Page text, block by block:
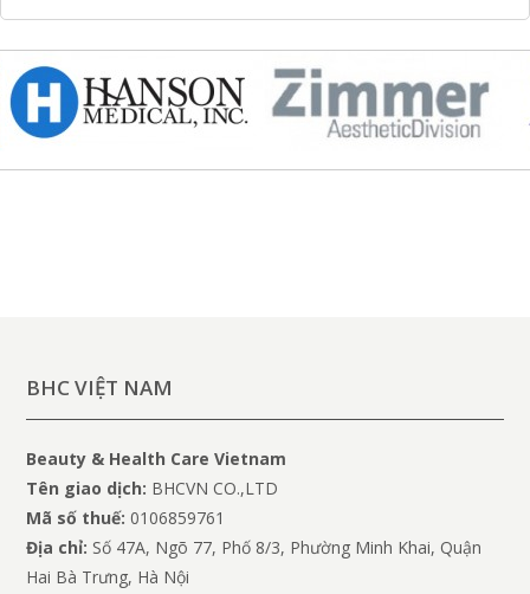
BHC VIỆT NAM
Beauty & Health Care Vietnam
Tên giao dịch: BHCVN CO.,LTD
Mã số thuế:0106859761
Địa chỉ: Số 47A, Ngõ 77, Phố 8/3, Phường Minh Khai, Quận
Hai Bà Trưng, Hà Nội